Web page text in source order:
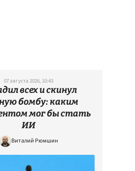
07 августа 2026, 10:43
всех и скинул
бомбу: каким
мог бы стать
ИИ
Виталий Рюмшин